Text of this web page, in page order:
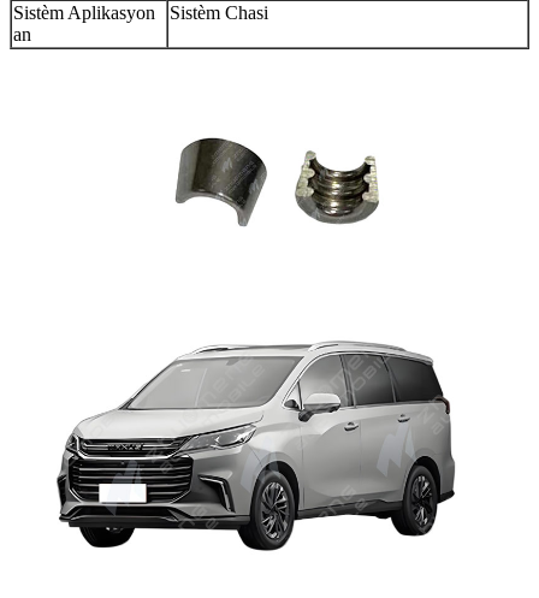
Sistèm Aplikasyon
an
Sistèm Chasi